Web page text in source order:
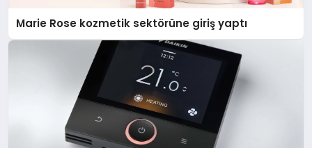
Marie Rose kozmetik sektörüne giriş yaptı